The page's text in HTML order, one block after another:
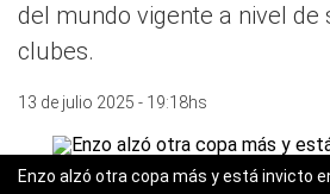
del mundo vigente a nivel de
clubes.
13 de julio 2025 - 19:18hs
Enzo alzó otra copa más y está invicto